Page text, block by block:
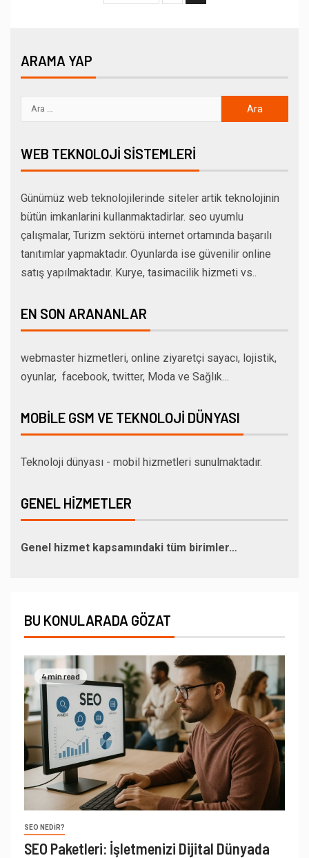
ARAMA YAP
WEB TEKNOLOJI SISTEMLERI
Günümüz web teknolojilerinde siteler artik teknolojinin
bütün imkanlarini kullanmaktadirlar. seo uyumlu
çalışmalar, Turizm sektörü internet ortamında başarılı
tanıtımlar yapmaktadır. Oyunlarda ise güvenilir online
satış yapılmaktadır. Kurye, tasimacilik hizmeti vs..
EN SON ARANANLAR
webmaster hizmetleri, online ziyaretçi sayacı, lojistik,
oyunlar, facebook, twitter, Moda ve Sağlık…
MOBILE GSM VE TEKNOLOJI DÜNYASI
Teknoloji dünyası - mobil hizmetleri sunulmaktadır.
GENEL HIZMETLER
Genel hizmet kapsamındaki tüm birimler…
BU KONULARADA GÖZAT
4 min read
SEO NEDIR?
SEO Paketleri: İşletmenizi Dijital Dünyada